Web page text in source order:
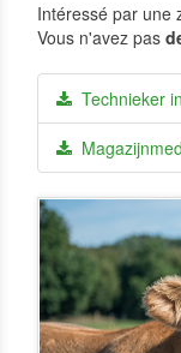
Intéressé par une
Vous n'avez pas
Technieker